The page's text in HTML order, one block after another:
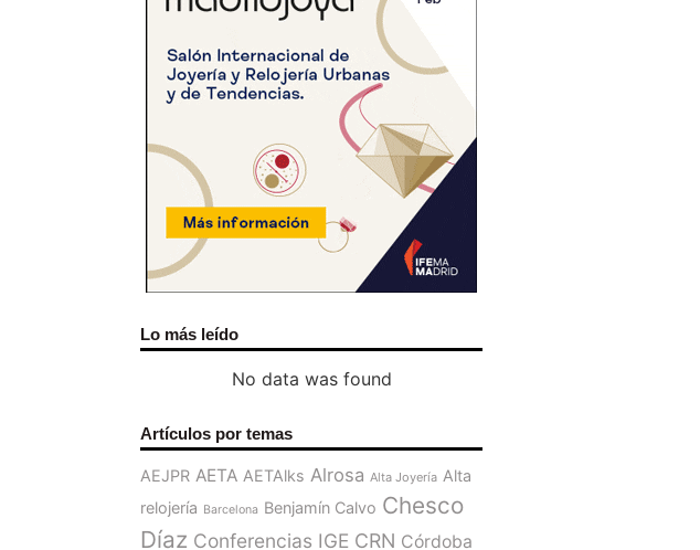
Lo más leído
No data was found
Artículos por temas
AEJPR AETA AETAlks Alrosa Alta Joyería Alta
relojería Barcelona Benjamín Calvo Chesco
Díaz Conferencias IGE CRN Córdoba